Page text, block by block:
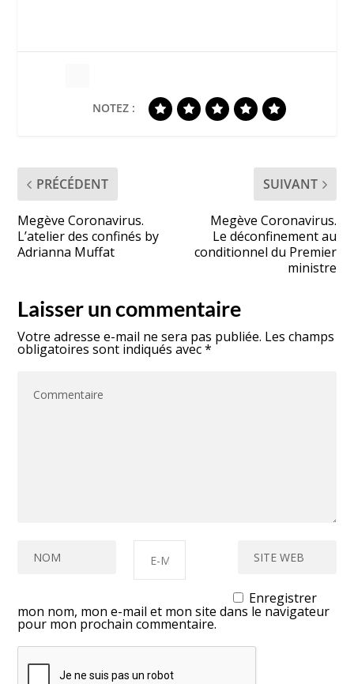
NOTEZ :
PRÉCÉDENT
Megève Coronavirus.
L’atelier des confinés by
Adrianna Muffat
SUIVANT
Megève Coronavirus.
Le déconfinement au
conditionnel du Premier
ministre
Laisser un commentaire
Votre adresse e-mail ne sera pas publiée. Les champs
obligatoires sont indiqués avec*
Enregistrer
mon nom, mon e-mail et mon site dans le navigateur
pour mon prochain commentaire.